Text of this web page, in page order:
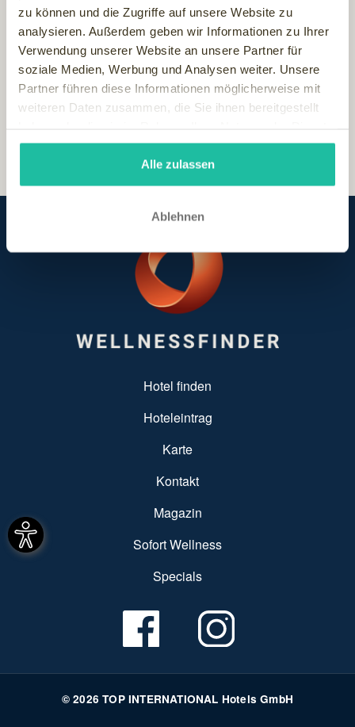
zu können und die Zugriffe auf unsere Website zu
analysieren. Außerdem geben wir Informationen zu Ihrer
Verwendung unserer Website an unsere Partner für
soziale Medien, Werbung und Analysen weiter. Unsere
Partner führen diese Informationen möglicherweise mit
weiteren Daten zusammen, die Sie ihnen bereitgestellt
gesammelt haben.
Alle zulassen
Ablehnen
Das Hotel erreichen Sie seit der neuen Version direkt mit
dem iPhone per einfachem "Knopfdruck". Noch bequemer
geht es nicht, wenn man schnell eine kurze
Verschnaufspause buchen möchte!
Hotel finden
Hoteleintrag
Karte
Kontakt
Magazin
Sofort Wellness
Specials
© 2026 TOP INTERNATIONAL Hotels GmbH